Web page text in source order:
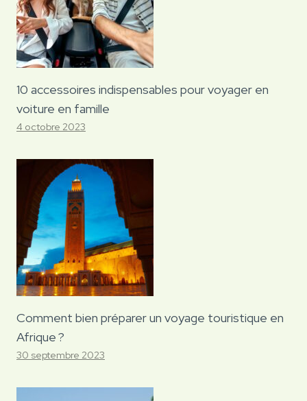
10 accessoires indispensables pour voyager en
voiture en famille
4 octobre 2023
Comment bien préparer un voyage touristique en
Afrique ?
30 septembre 2023